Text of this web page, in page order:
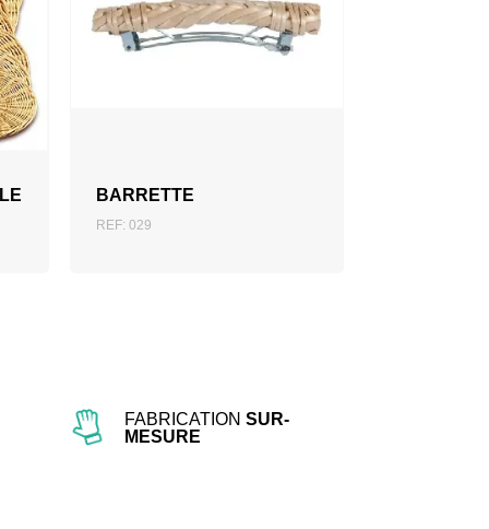
BARRETTE
REF: 029
FABRICATION SUR-
MESURE